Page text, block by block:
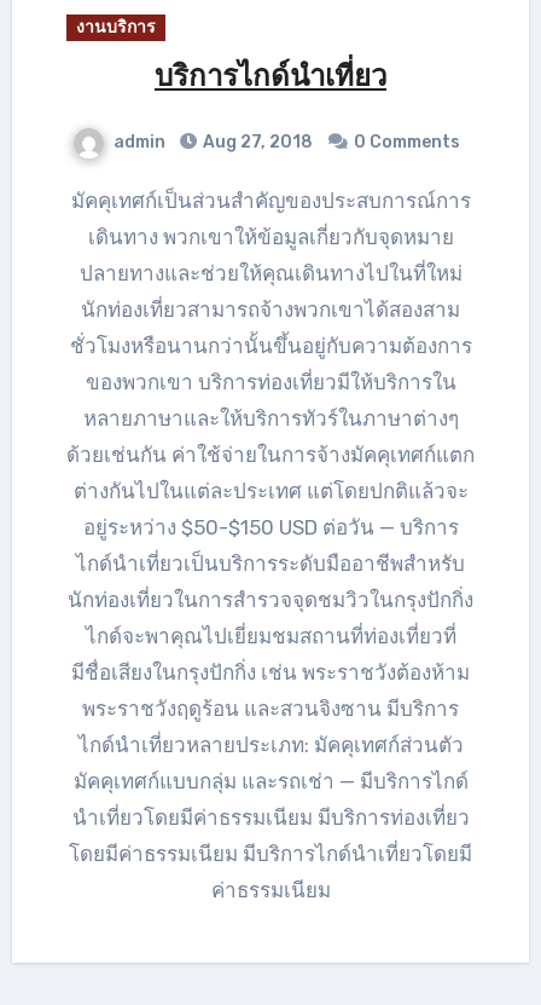
งานบริการ
บริการไกด์นำเที่ยว
admin Aug 27, 2018 0 Comments
มัคคุเทศก์เป็นส่วนสำคัญของประสบการณ์การ
เดินทาง พวกเขาให้ข้อมูลเกี่ยวกับจุดหมาย
ปลายทางและช่วยให้คุณเดินทางไปในที่ใหม่
นักท่องเที่ยวสามารถจ้างพวกเขาได้สองสาม
ชั่วโมงหรือนานกว่านั้นขึ้นอยู่กับความต้องการ
ของพวกเขา บริการท่องเที่ยวมีให้บริการใน
หลายภาษาและให้บริการทัวร์ในภาษาต่างๆ
ด้วยเช่นกัน ค่าใช้จ่ายในการจ้างมัคคุเทศก์แตก
ต่างกันไปในแต่ละประเทศ แต่โดยปกติแล้วจะ
อยู่ระหว่าง $50-$150 USD ต่อวัน — บริการ
ไกด์นำเที่ยวเป็นบริการระดับมืออาชีพสำหรับ
นักท่องเที่ยวในการสำรวจจุดชมวิวในกรุงปักกิ่ง
ไกด์จะพาคุณไปเยี่ยมชมสถานที่ท่องเที่ยวที่
มีชื่อเสียงในกรุงปักกิ่ง เช่น พระราชวังต้องห้าม
พระราชวังฤดูร้อน และสวนจิงซาน มีบริการ
ไกด์นำเที่ยวหลายประเภท: มัคคุเทศก์ส่วนตัว
มัคคุเทศก์แบบกลุ่ม และรถเช่า — มีบริการไกด์
นำเที่ยวโดยมีค่าธรรมเนียม มีบริการท่องเที่ยว
โดยมีค่าธรรมเนียม มีบริการไกด์นำเที่ยวโดยมี
ค่าธรรมเนียม